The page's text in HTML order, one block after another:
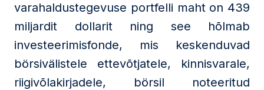
varahaldustegevuse portfelli maht on 439
miljardit dollarit ning see hõlmab
investeerimisfonde, mis keskenduvad
börsivälistele ettevõtjatele, kinnisvarale,
riigivõlakirjadele, börsil noteeritud